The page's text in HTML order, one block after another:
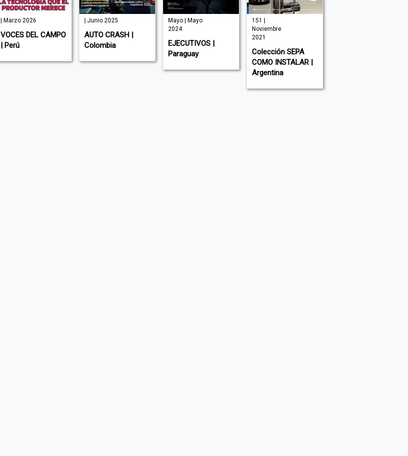
| Marzo 2026
VOCES DEL CAMPO
| Perú
| Junio 2025
AUTO CRASH |
Colombia
Mayo | Mayo
2024
EJECUTIVOS |
Paraguay
151 |
Noviembre
2021
Colección SEPA
COMO INSTALAR |
Argentina